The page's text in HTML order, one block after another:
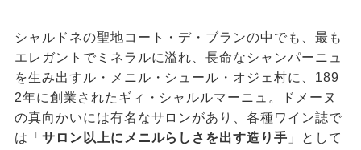
シャルドネの聖地コート・デ・ブランの中でも、最も
エレガントでミネラルに溢れ、長命なシャンパーニュ
を生み出すル・メニル・シュール・オジェ村に、189
2年に創業されたギィ・シャルルマーニュ。ドメーヌ
の真向かいには有名なサロンがあり、各種ワイン誌で
は「 サロン以上にメニルらしさを出す造り手 」として